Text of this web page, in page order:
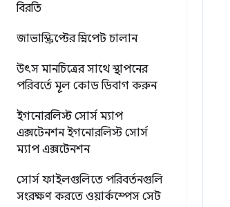
বিরতি
জাভাস্ক্রিপ্টের স্নিপেট চালান
উৎস মানচিত্রের সাথে স্থাপনের
পরিবর্তে মূল কোড ডিবাগ করুন
ইগনোরলিস্ট সোর্স ম্যাপ
এক্সটেনশনইগনোরলিস্ট সোর্স
ম্যাপ এক্সটেনশন
সোর্স ফাইলগুলিতে পরিবর্তনগুলি
সংরক্ষণ করতে ওয়ার্কস্পেস সেট